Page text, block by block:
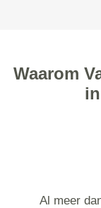
Waarom
Al meer